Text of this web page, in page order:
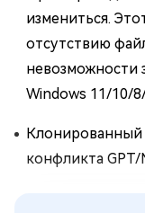
измениться.
отсутствию
невозможности
Windows 11/10/
Клонированный
конфликта GPT/